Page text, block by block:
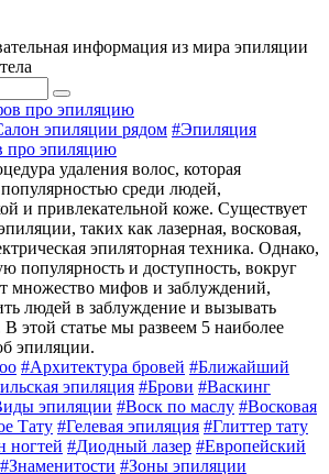
информация из мира эпиляции
эпиляции рядом #Эпиляция
про эпиляцию
удаления волос, которая
среди людей,
и привлекательной коже. Существует
таких как лазерная, восковая,
эпиляторная техника. Однако,
популярность и доступность, вокруг
множество мифов и заблуждений,
людей в заблуждение и вызывать
этой статье мы развеем 5 наиболее
эпиляции.
#Архитектура бровей #Ближайший
эпиляция #Брови #Васкинг
эпиляции #Воск по маслу #Восковая
Тату #Гелевая эпиляция #Глиттер тату
ногтей #Диодный лазер #Европейский
#Знаменитости #Зоны эпиляции